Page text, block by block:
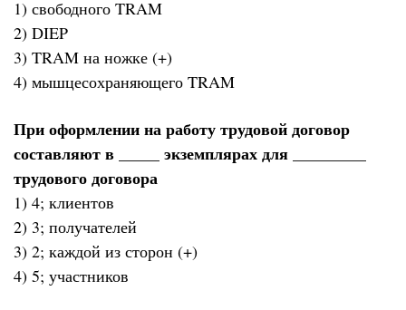
1) свободного TRAM
2) DIEP
3) TRAM на ножке (+)
4) мышцесохраняющего TRAM
При оформлении на работу трудовой договор
составляют в _____ экземплярах для _________
трудового договора
1) 4; клиентов
2) 3; получателей
3) 2; каждой из сторон (+)
4) 5; участников